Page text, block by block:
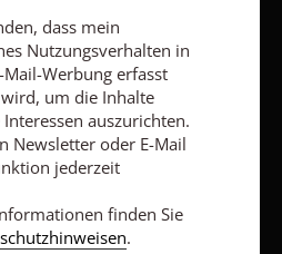
oben
dass mein
Nutzungsverhalten in
Werbung erfasst
um die Inhalte
auszurichten.
Newsletter oder E-Mail
jederzeit
finden Sie
.